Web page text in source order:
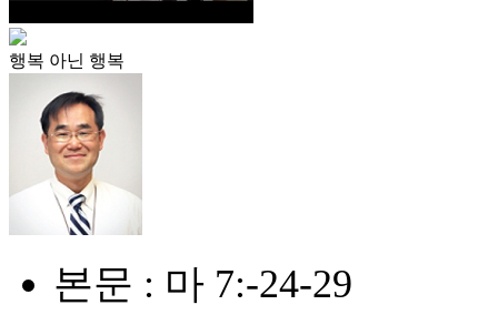
행복 아닌 행복
본문 : 마 7:-24-29